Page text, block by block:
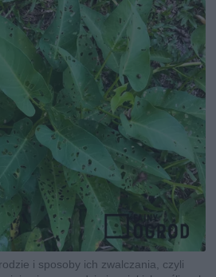
i sposoby ich zwalczania, czyli